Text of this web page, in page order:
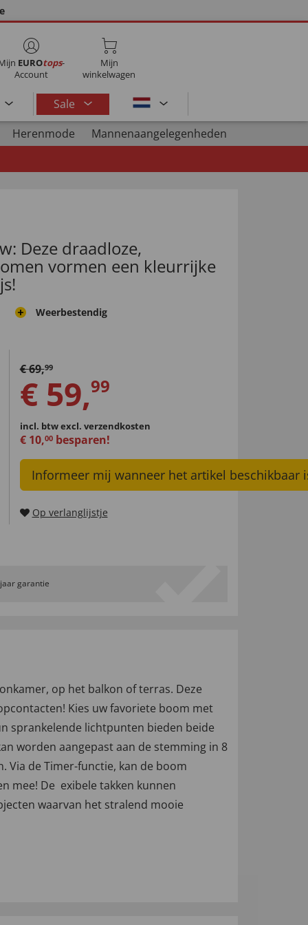
EUROtops-
Account
Mijn
winkelwagen
Sale
Herenmode
Mannenaangelegenheden
Deze draadloze,
vormen een kleurrijke
Weerbestendig
€69,99
€ 59,99
incl. btwexcl. verzendkosten
€ 10,00besparen!
Informeer mij wanneer het artikel beschikbaar
Op verlanglijstje
garantie
op het balkon of terras. Deze
Kies uw favoriete boom met
sprankelende lichtpunten bieden beide
worden aangepast aan de stemming in 8
Via de Timer-functie, kan de boom
De  exibele takken kunnen
waarvan het stralend mooie